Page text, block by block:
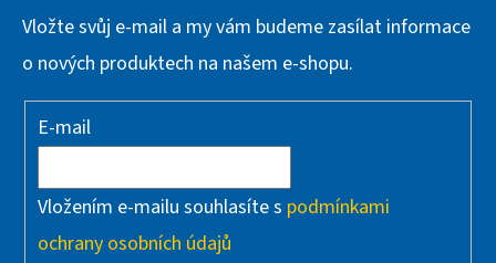
Vložte svůj e-mail a my vám budeme zasílat informace
o nových produktech na našem e-shopu.
E-mail
Vložením e-mailu souhlasíte s podmínkami
ochrany osobních údajů